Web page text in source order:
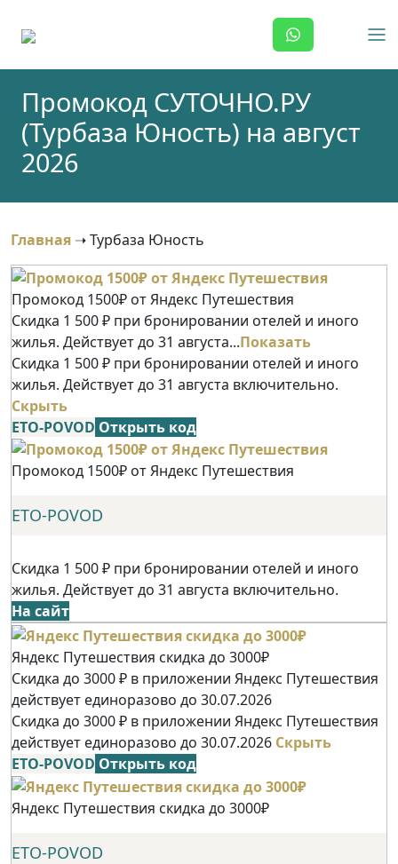
Промокод СУТОЧНО.РУ
(Турбаза Юность) на август
2026
Главная ➝Турбаза Юность
Промокод 1500₽ от Яндекс Путешествия
Скидка 1 500 ₽ при бронировании отелей и иного
жилья. Действует до 31 августа...Показать
Скидка 1 500 ₽ при бронировании отелей и иного
жилья. Действует до 31 августа включительно.
Скрыть
ETO-POVOD Открыть код
Промокод 1500₽ от Яндекс Путешествия
ETO-POVOD
Скидка 1 500 ₽ при бронировании отелей и иного
жилья. Действует до 31 августа включительно.
На сайт
Яндекс Путешествия скидка до 3000₽
Скидка до 3000 ₽ в приложении Яндекс Путешествия
действует единоразово до 30.07.2026
Скидка до 3000 ₽ в приложении Яндекс Путешествия
действует единоразово до 30.07.2026 Скрыть
ETO-POVOD Открыть код
Яндекс Путешествия скидка до 3000₽
ETO-POVOD